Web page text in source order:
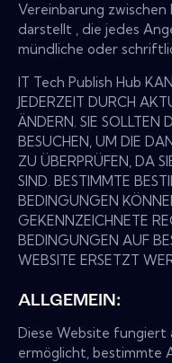
Vereinbarung zwischen
darstellt , die jedes
mündliche oder
IT Tech Publish Hub
JEDERZEIT DURCH
ÄNDERN. SIE SOLLTEN
BESUCHEN, UM DIE
ZU ÜBERPRÜFEN, DA
SIND. BESTIMMTE
BEDINGUNGEN
GEKENNZEICHNETE
BEDINGUNGEN AUF
WEBSITE ERSETZT
ALLGEMEIN:
Diese Website fungiert
ermöglicht, bestimmte